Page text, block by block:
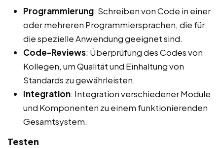
Programmierung: Schreiben von Code in einer
oder mehreren Programmiersprachen, die für
die spezielle Anwendung geeignet sind.
Code-Reviews: Überprüfung des Codes von
Kollegen, um Qualität und Einhaltung von
Standards zu gewährleisten.
Integration: Integration verschiedener Module
und Komponenten zu einem funktionierenden
Gesamtsystem.
Testen